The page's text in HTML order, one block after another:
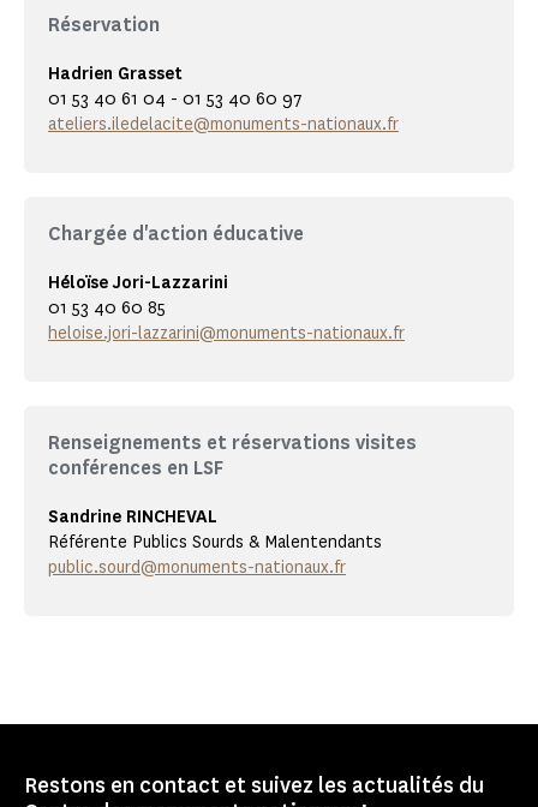
Réservation
Hadrien Grasset
01 53 40 61 04 - 01 53 40 60 97
ateliers.iledelacite@monuments-nationaux.fr
Chargée d'action éducative
Héloïse Jori-Lazzarini
01 53 40 60 85
heloise.jori-lazzarini@monuments-nationaux.fr
Renseignements et réservations visites
conférences en LSF
Sandrine RINCHEVAL
Référente Publics Sourds & Malentendants
public.sourd@monuments-nationaux.fr
Restons en contact et suivez les actualités du